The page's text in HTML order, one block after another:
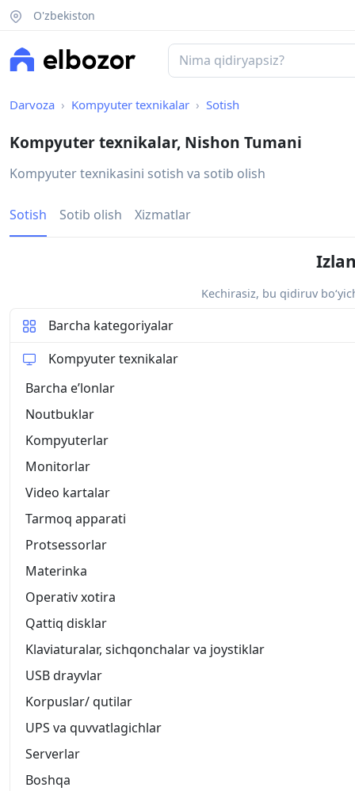
O'zbekiston
Darvoza Kompyuter texnikalar Sotish
Kompyuter texnikalar, Nishon Tumani
Kompyuter texnikasini sotish va sotib olish
Sotish Sotib olish Xizmatlar
Kechirasiz, bu qidiruv
Barcha kategoriyalar
Kompyuter texnikalar
Barcha eʼlonlar
Noutbuklar
Kompyuterlar
Monitorlar
Video kartalar
Tarmoq apparati
Protsessorlar
Materinka
Operativ xotira
Qattiq disklar
Klaviaturalar, sichqonchalar va joystiklar
USB drayvlar
Korpuslar/ qutilar
UPS va quvvatlagichlar
Serverlar
Boshqa